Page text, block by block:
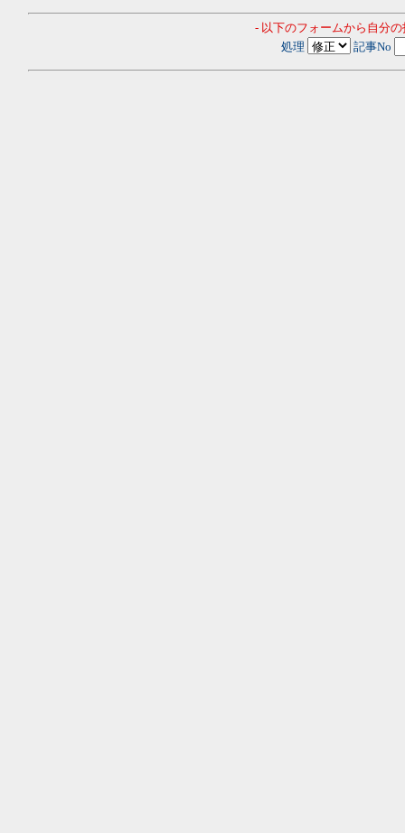
- 以下のフォームから自分
処理
記事No